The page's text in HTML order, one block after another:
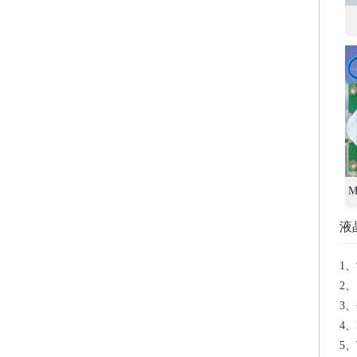
液
1、
2、
3、
4、
5、